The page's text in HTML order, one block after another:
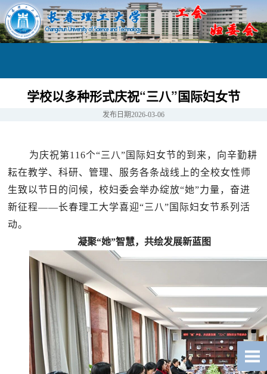
学校以多种形式庆祝“三八”国际妇女节
发布日期2026-03-06
为庆祝第116个“三八”国际妇女节的到来，向辛勤耕
耘在教学、科研、管理、服务各条战线上的全校女性师
生致以节日的问候，校妇委会举办绽放“她”力量，奋进
新征程——长春理工大学喜迎“三八”国际妇女节系列活
动。
凝聚“她”智慧，共绘发展新蓝图